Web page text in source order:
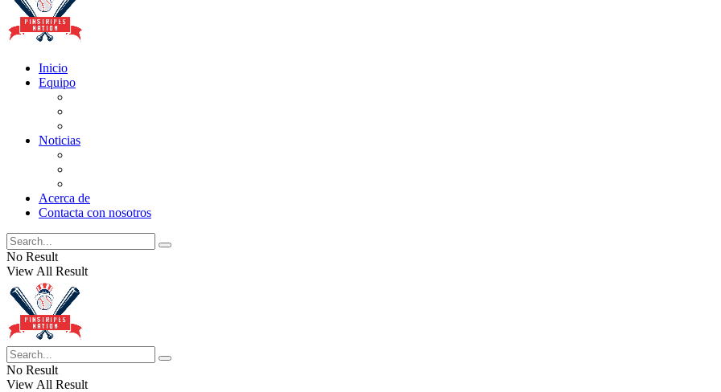
Inicio
Equipo
Noticias
Acerca de
Contacta con nosotros
No Result
View All Result
No Result
View All Result